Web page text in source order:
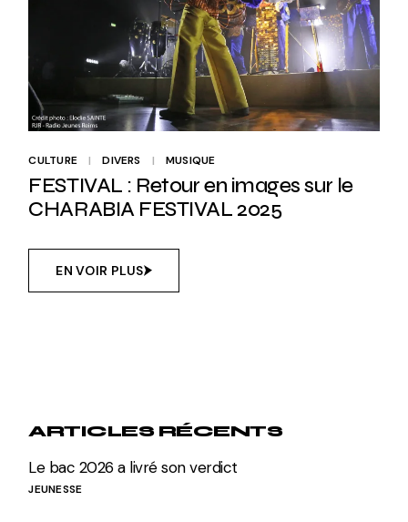
CULTURE DIVERS MUSIQUE
FESTIVAL : Retour en images sur le
CHARABIA FESTIVAL 2025
EN VOIR PLUS
ARTICLES RÉCENTS
Le bac 2026 a livré son verdict
JEUNESSE